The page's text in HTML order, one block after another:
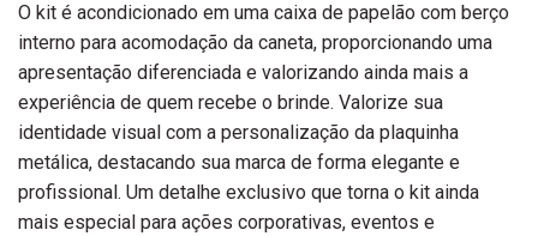
O kit é acondicionado em uma caixa de papelão com berço
interno para acomodação da caneta, proporcionando uma
apresentação diferenciada e valorizando ainda mais a
experiência de quem recebe o brinde. Valorize sua
identidade visual com a personalização da plaquinha
metálica, destacando sua marca de forma elegante e
profissional. Um detalhe exclusivo que torna o kit ainda
mais especial para ações corporativas, eventos e